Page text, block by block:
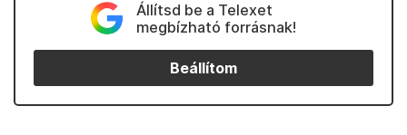
Állítsd be a Telexet
megbízható forrásnak!
Beállítom